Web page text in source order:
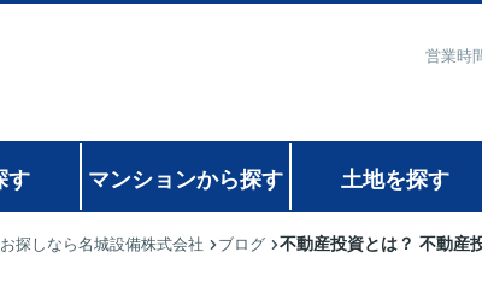
営業時
す マンションから探す 土地を探す
探しなら名城設備株式会社 ブログ 不動産投資とは？ 不動産